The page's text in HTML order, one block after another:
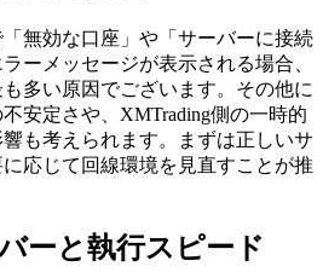
無効な口座」や「サーバーに接続
ーメッセージが表示される場合、
多い原因でございます。その他に
安定さや、XMTrading側の一時的
も考えられます。まずは正しいサ
応じて回線環境を見直すことが推
ーと執行スピード